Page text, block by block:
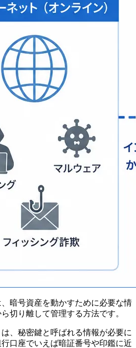
暗号資産を動かすために必要な情
切り離して管理する方法です。
、秘密鍵と呼ばれる情報が必要に
口座でいえば暗証番号や印鑑に近